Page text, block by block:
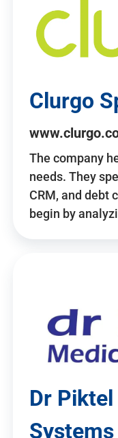
Clurgo
The company
needs. They
CRM, and debt
begin by
Dr